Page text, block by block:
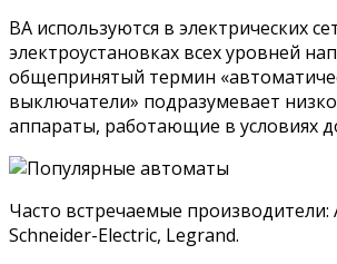
ВА используются в электрических
электроустановках всех уровней
общепринятый термин
выключатели» подразумевает
аппараты, работающие в условиях
Часто встречаемые производители:
Schneider-Electric, Legrand.